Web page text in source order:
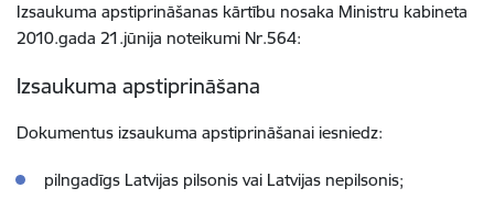
Izsaukuma apstiprināšanas kārtību nosaka Ministru kabineta
2010.gada 21.jūnija noteikumi Nr.564:
Izsaukuma apstiprināšana
Dokumentus izsaukuma apstiprināšanai iesniedz:
pilngadīgs Latvijas pilsonis vai Latvijas nepilsonis;